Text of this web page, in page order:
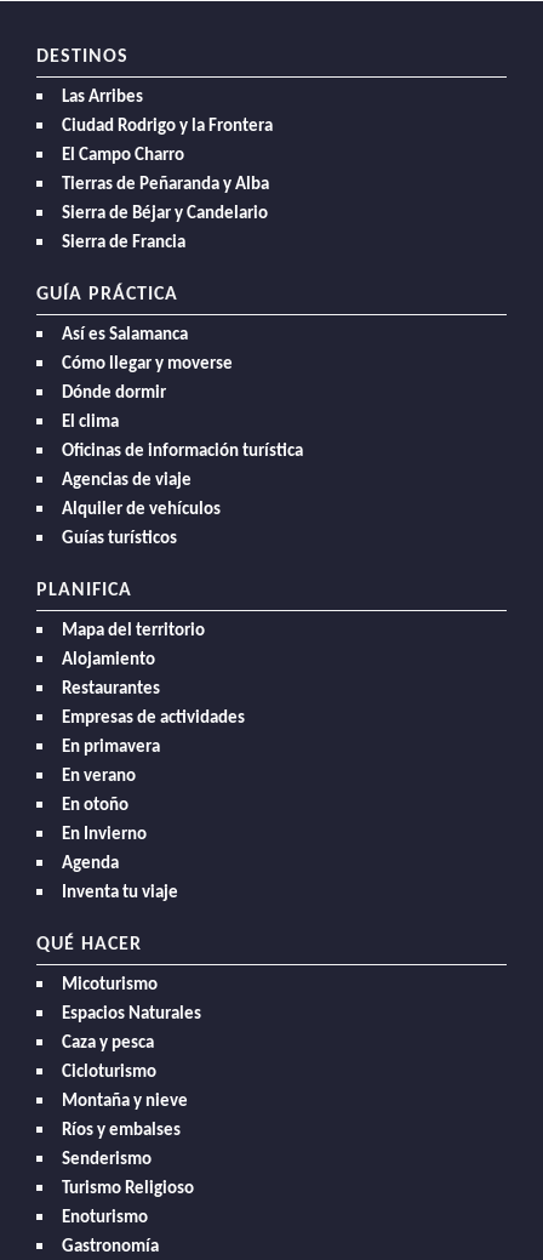
DESTINOS
Las Arribes
Ciudad Rodrigo y la Frontera
El Campo Charro
Tierras de Peñaranda y Alba
Sierra de Béjar y Candelario
Sierra de Francia
GUÍA PRÁCTICA
Así es Salamanca
Cómo llegar y moverse
Dónde dormir
El clima
Oficinas de información turística
Agencias de viaje
Alquiler de vehículos
Guías turísticos
PLANIFICA
Mapa del territorio
Alojamiento
Restaurantes
Empresas de actividades
En primavera
En verano
En otoño
En Invierno
Agenda
Inventa tu viaje
QUÉ HACER
Micoturismo
Espacios Naturales
Caza y pesca
Cicloturismo
Montaña y nieve
Ríos y embalses
Senderismo
Turismo Religioso
Enoturismo
Gastronomía